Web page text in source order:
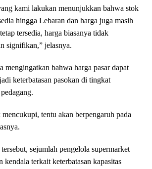
kami lakukan menunjukkan bahwa stok
hingga Lebaran dan harga juga masih
tersedia, harga biasanya tidak
signifikan,” jelasnya.
mengingatkan bahwa harga pasar dapat
keterbatasan pasokan di tingkat
tentu akan berpengaruh pada
sejumlah pengelola supermarket
kendala terkait keterbatasan kapasitas